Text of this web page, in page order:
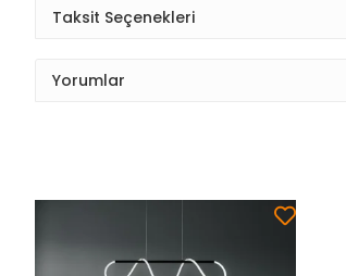
Taksit Seçenekleri
Yorumlar